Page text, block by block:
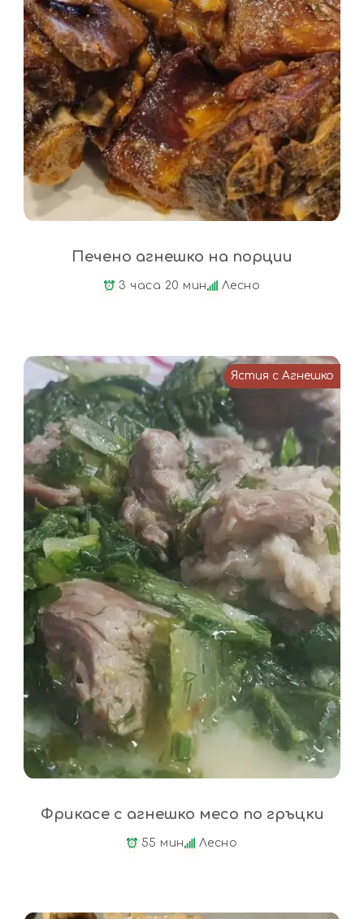
Печено агнешко на порции
3 часа 20 мин Лесно
Ястия с Агнешко
Фрикасе с агнешко месо по гръцки
55 мин Лесно